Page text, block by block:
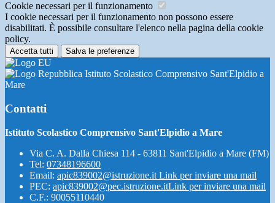
Cookie necessari per il funzionamento
I cookie necessari per il funzionamento non possono essere
disabilitati. È possibile consultare l'elenco nella pagina della cookie
policy.
Accetta tutti Salva le preferenze
Istituto Scolastico Comprensivo Sant'Elpidio a
Mare
Contatti
Istituto Scolastico Comprensivo Sant'Elpidio a Mare
Via C. A. Dalla Chiesa 114 - 63811 Sant'Elpidio a Mare (FM)
Tel: 07348196600
Email: apic839002@istruzione.it Link per inviare una mail
PEC: apic839002@pec.istruzione.itLink per inviare una mail
C.F.: 90055110440